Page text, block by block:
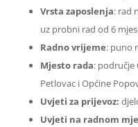
Vrsta zaposlenja: rad
uz probni rad od 6
Radno vrijeme: puno
Mjesto rada: područje
Petlovac i Općine
Uvjeti za prijevoz:
Uvjeti na radnom